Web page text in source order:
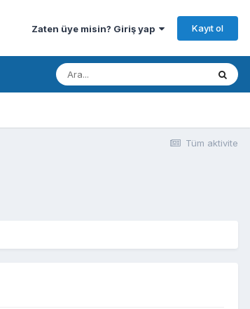
Zaten üye misin? Giriş yap Kayıt ol
Tüm aktivite